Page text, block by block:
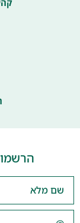
הרשמו